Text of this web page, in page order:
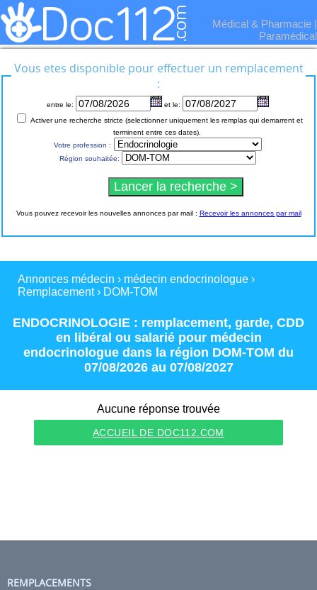
Médical & Pharmacie |
Paramédical
Vous etes disponible pour effectuer un remplacement
:
entre le:
et le:
terminent entre ces dates).
Votre profession :
Région souhaitée:
Vous pouvez recevoir les nouvelles annonces par mail : Recevoir les annonces par mail
Annonces médecin › médecin endocrinologue ›
Remplacement › DOM-TOM
ENDOCRINOLOGIE : remplacement, garde, CDD
en libéral ou salariépour médecin
endocrinologue dans la région DOM-TOM du
07/08/2026 au 07/08/2027
Aucune réponse trouvée
ACCUEIL DE DOC112.COM
REMPLACEMENTS